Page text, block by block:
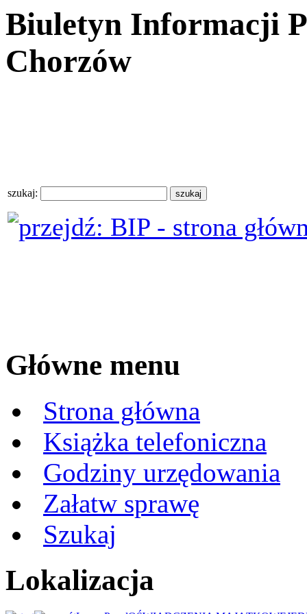
Biuletyn Informacji
Chorzów
szukaj:
Główne menu
Strona główna
Książka telefoniczna
Godziny urzędowania
Załatw sprawę
Szukaj
Lokalizacja